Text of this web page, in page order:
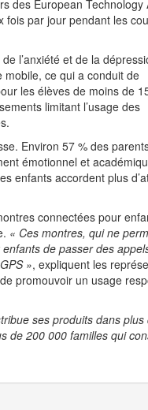
des European Technology
fois par jour pendant les
l’anxiété et de la
ce qui a conduit de
les élèves de moins de
limitant l’usage des
Environ 57 % des
émotionnel et
enfants accordent plus
connectées pour
« Ces montres, qui ne
de passer des
», expliquent les
promouvoir un usage
ses produits dans plus
de 200 000 familles qui